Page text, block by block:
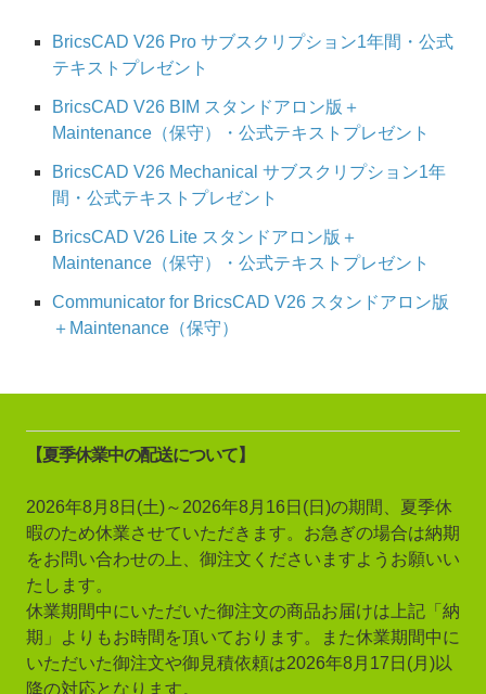
BricsCAD V26 Pro サブスクリプション1年間・公式
テキストプレゼント
BricsCAD V26 BIM スタンドアロン版＋
Maintenance（保守）・公式テキストプレゼント
BricsCAD V26 Mechanical サブスクリプション1年
間・公式テキストプレゼント
BricsCAD V26 Lite スタンドアロン版＋
Maintenance（保守）・公式テキストプレゼント
Communicator for BricsCAD V26 スタンドアロン版
＋Maintenance（保守）
【夏季休業中の配送について】
2026年8月8日(土)～2026年8月16日(日)の期間、夏季休
暇のため休業させていただきます。お急ぎの場合は納期
をお問い合わせの上、御注文くださいますようお願いい
たします。
休業期間中にいただいた御注文の商品お届けは上記「納
期」よりもお時間を頂いております。また休業期間中に
いただいた御注文や御見積依頼は2026年8月17日(月)以
降の対応となります。